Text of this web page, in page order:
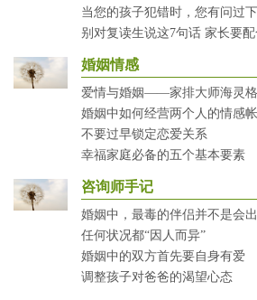
当您的孩子犯错时，您有问过
别对复读生说这7句话 家长要
婚姻情感
爱情与婚姻——家排大师海灵
婚姻中如何经营两个人的情感
不要过早锁定恋爱关系
幸福家庭必备的五个基本要素
咨询师手记
婚姻中，最毒的伴侣并不是会
任何状况都“因人而异”
婚姻中的双方首先要自身有爱
调整孩子对爸爸的渴望心态